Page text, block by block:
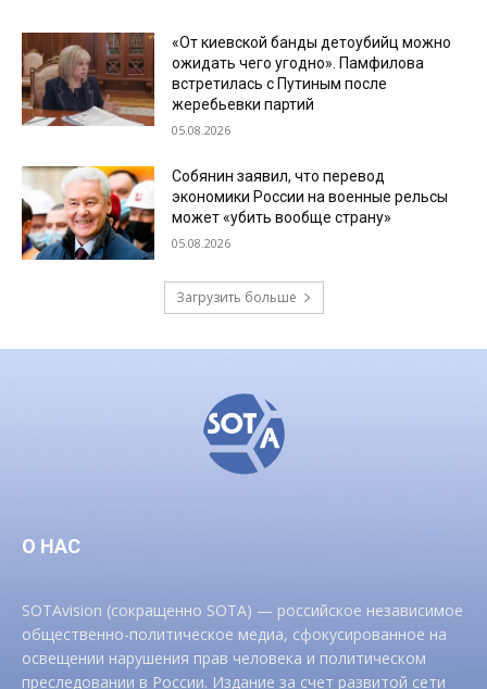
«От киевской банды детоубийц можно
ожидать чего угодно». Памфилова
встретилась с Путиным после
жеребьевки партий
05.08.2026
Собянин заявил, что перевод
экономики России на военные рельсы
может «убить вообще страну»
05.08.2026
Загрузить больше
О НАС
SOTAvision (сокращенно SOTA) — российское независимое
общественно-политическое медиа, сфокусированное на
освещении нарушения прав человека и политическом
преследовании в России. Издание за счет развитой сети